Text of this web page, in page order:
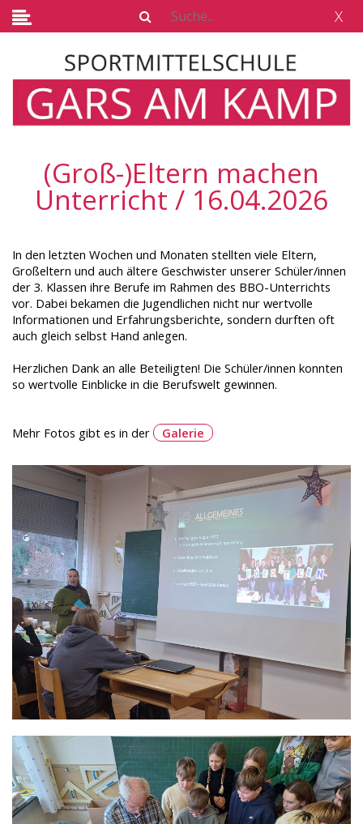
X
(Groß-)Eltern machen
Unterricht / 16.04.2026
In den letzten Wochen und Monaten stellten viele Eltern,
Großeltern und auch ältere Geschwister unserer Schüler/innen
der 3. Klassen ihre Berufe im Rahmen des BBO-Unterrichts
vor. Dabei bekamen die Jugendlichen nicht nur wertvolle
Informationen und Erfahrungsberichte, sondern durften oft
auch gleich selbst Hand anlegen.
Herzlichen Dank an alle Beteiligten! Die Schüler/innen konnten
so wertvolle Einblicke in die Berufswelt gewinnen.
Mehr Fotos gibt es in der Galerie